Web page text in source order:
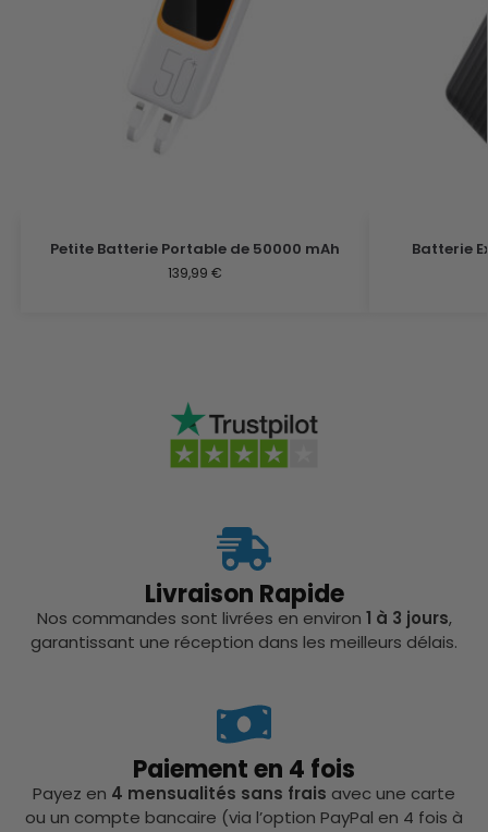
Petite Batterie Portable de 50000 mAh
139,99 €
Batterie
Livraison Rapide
Nos commandes sont livrées en environ 1 à 3 jours,
garantissant une réception dans les meilleurs délais.
Paiement en 4 fois
Payez en 4 mensualités sans frais avec une carte
ou un compte bancaire (via l’option PayPal en 4 fois à